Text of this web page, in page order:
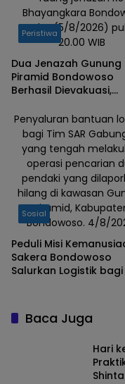
Bhayangkara
Rabu (5/8/2026)
20.00 WIB
Peristiwa
Dua Jenazah Gunung
Piramid Bondowoso
Berhasil Dievakuasi,
Tim Gabungan
Penyaluran bantuan
bagi Tim SAR
yang tengah
operasi pencarian
pendaki yang
hilang di kawasan
Piramid,
Bondowoso. 4/8/
Sosial
Peduli Misi
Sakera Bondowoso
Salurkan Logistik bagi
Baca Juga
Hari